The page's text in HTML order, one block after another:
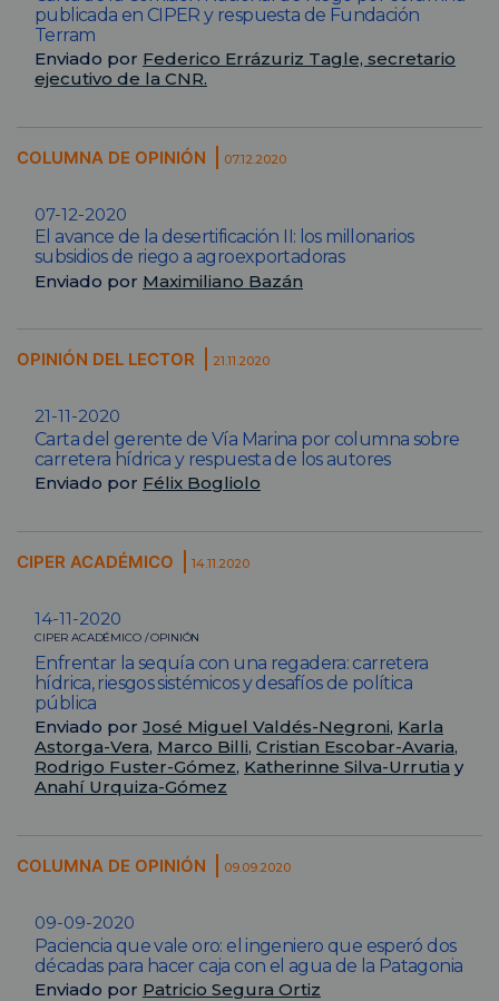
publicada en CIPER y respuesta de Fundación
Terram
Enviado por Federico Errázuriz Tagle, secretario
ejecutivo de la CNR.
COLUMNA DE OPINIÓN 07.12.2020
07-12-2020
El avance de la desertificación II: los millonarios
subsidios de riego a agroexportadoras
Enviado por Maximiliano Bazán
OPINIÓN DEL LECTOR 21.11.2020
21-11-2020
Carta del gerente de Vía Marina por columna sobre
carretera hídrica y respuesta de los autores
Enviado por Félix Bogliolo
CIPER ACADÉMICO 14.11.2020
14-11-2020
CIPER ACADÉMICO / OPINIÓN
Enfrentar la sequía con una regadera: carretera
hídrica, riesgos sistémicos y desafíos de política
pública
Enviado por José Miguel Valdés-Negroni, Karla
Astorga-Vera, Marco Billi, Cristian Escobar-Avaria,
Rodrigo Fuster-Gómez, Katherinne Silva-Urrutia y
Anahí Urquiza-Gómez
COLUMNA DE OPINIÓN 09.09.2020
09-09-2020
Paciencia que vale oro: el ingeniero que esperó dos
décadas para hacer caja con el agua de la Patagonia
Enviado por Patricio Segura Ortiz